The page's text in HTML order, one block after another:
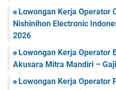
Lowongan Kerja Operator
Nishinihon Electronic
2026
Lowongan Kerja Operator
Akusara Mitra Mandiri –
Lowongan Kerja Operator